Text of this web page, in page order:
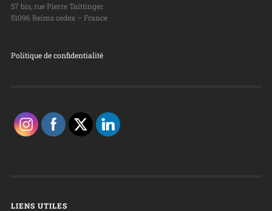
57 bis, rue Pierre Taittinger
51096 Reims cedex – France
Politique de confidentialité
LIENS UTILES